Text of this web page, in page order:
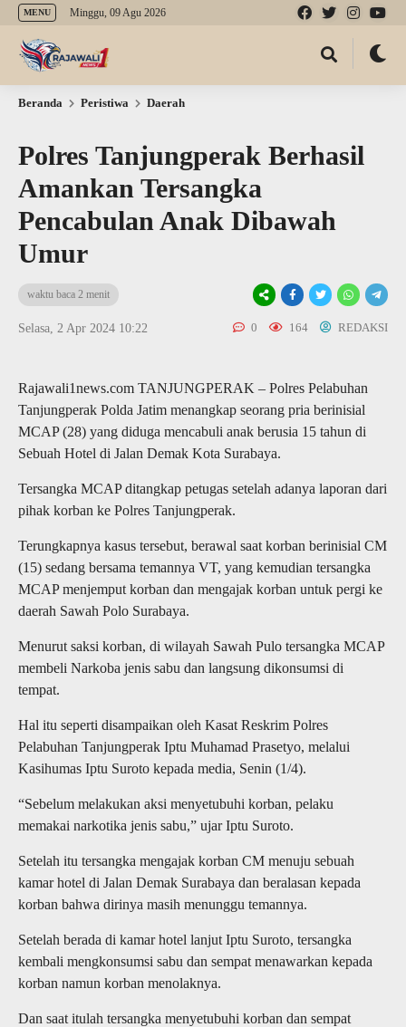
MENU Minggu, 09 Agu 2026
Beranda Peristiwa Daerah
Polres Tanjungperak Berhasil
Amankan Tersangka
Pencabulan Anak Dibawah
Umur
waktu baca 2 menit
Selasa, 2 Apr 2024 10:22 0 164 REDAKSI
Rajawali1news.com TANJUNGPERAK – Polres Pelabuhan
Tanjungperak Polda Jatim menangkap seorang pria berinisial
MCAP (28) yang diduga mencabuli anak berusia 15 tahun di
Sebuah Hotel di Jalan Demak Kota Surabaya.
Tersangka MCAP ditangkap petugas setelah adanya laporan dari
pihak korban ke Polres Tanjungperak.
Terungkapnya kasus tersebut, berawal saat korban berinisial CM
(15) sedang bersama temannya VT, yang kemudian tersangka
MCAP menjemput korban dan mengajak korban untuk pergi ke
daerah Sawah Polo Surabaya.
Menurut saksi korban, di wilayah Sawah Pulo tersangka MCAP
membeli Narkoba jenis sabu dan langsung dikonsumsi di
tempat.
Hal itu seperti disampaikan oleh Kasat Reskrim Polres
Pelabuhan Tanjungperak Iptu Muhamad Prasetyo, melalui
Kasihumas Iptu Suroto kepada media, Senin (1/4).
“Sebelum melakukan aksi menyetubuhi korban, pelaku
memakai narkotika jenis sabu,” ujar Iptu Suroto.
Setelah itu tersangka mengajak korban CM menuju sebuah
kamar hotel di Jalan Demak Surabaya dan beralasan kepada
korban bahwa dirinya masih menunggu temannya.
Setelah berada di kamar hotel lanjut Iptu Suroto, tersangka
kembali mengkonsumsi sabu dan sempat menawarkan kepada
korban namun korban menolaknya.
Dan saat itulah tersangka menyetubuhi korban dan sempat